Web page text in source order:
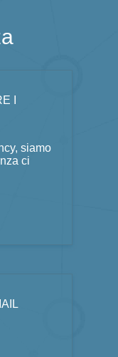
I
siamo
ci